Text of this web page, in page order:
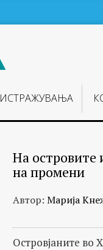
ИСТРАЖУВАЊA
На островите
на промени
Автор: Марија
Островјаните во